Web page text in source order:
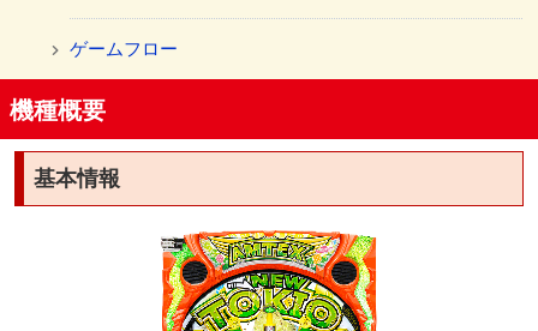
ゲームフロー
機種概要
基本情報